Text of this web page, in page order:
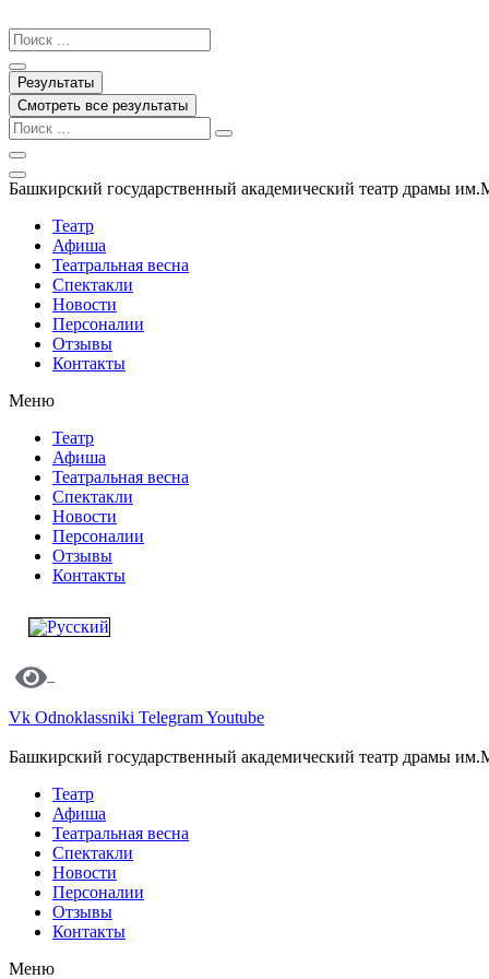
к
содержимому
Search
...
Результаты
Смотреть все результаты
Башкирский государственный академический театр драмы
Театр
Афиша
Театральная весна
Спектакли
Новости
Персоналии
Отзывы
Контакты
Меню
Театр
Афиша
Театральная весна
Спектакли
Новости
Персоналии
Отзывы
Контакты
Vk Odnoklassniki TelegramYoutube
Башкирский государственный академический театр драмы
Театр
Афиша
Театральная весна
Спектакли
Новости
Персоналии
Отзывы
Контакты
Меню